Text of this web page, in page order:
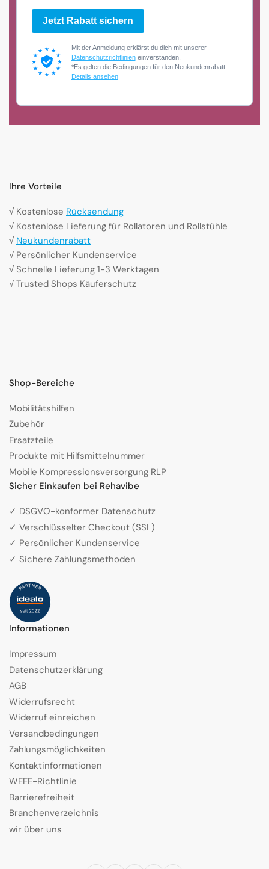
Jetzt Rabatt sichern
Mit der Anmeldung erklärst du dich mit unserer
Datenschutzrichtlinieneinverstanden.
*Es gelten die Bedingungen für den Neukundenrabatt.
Details ansehen
Ihre Vorteile
√ Kostenlose Rücksendung
√ Kostenlose Lieferung für Rollatoren und Rollstühle
√ Neukundenrabatt
√ Persönlicher Kundenservice
√ Schnelle Lieferung 1-3 Werktagen
√ Trusted Shops Käuferschutz
Shop-Bereiche
Mobilitätshilfen
Zubehör
Ersatzteile
Produkte mit Hilfsmittelnummer
Mobile Kompressionsversorgung RLP
Sicher Einkaufen bei Rehavibe
✓ DSGVO-konformer Datenschutz
✓ Verschlüsselter Checkout (SSL)
✓ Persönlicher Kundenservice
✓ Sichere Zahlungsmethoden
Informationen
Impressum
Datenschutzerklärung
AGB
Widerrufsrecht
Widerruf einreichen
Versandbedingungen
Zahlungsmöglichkeiten
Kontaktinformationen
WEEE-Richtlinie
Barrierefreiheit
Branchenverzeichnis
wir über uns